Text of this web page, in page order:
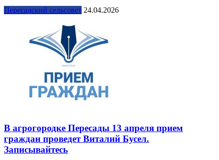
Пересадский сельсовет 24.04.2026
В агрогородке Пересады 13 апреля прием
граждан проведет Виталий Бусел.
Записывайтесь